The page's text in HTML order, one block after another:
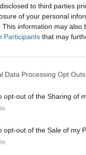
to third parties
of your personal
This information may
Participants that may
Data Processing Opt Outs
opt-out of the Sharing of
opt-out of the Sale of my